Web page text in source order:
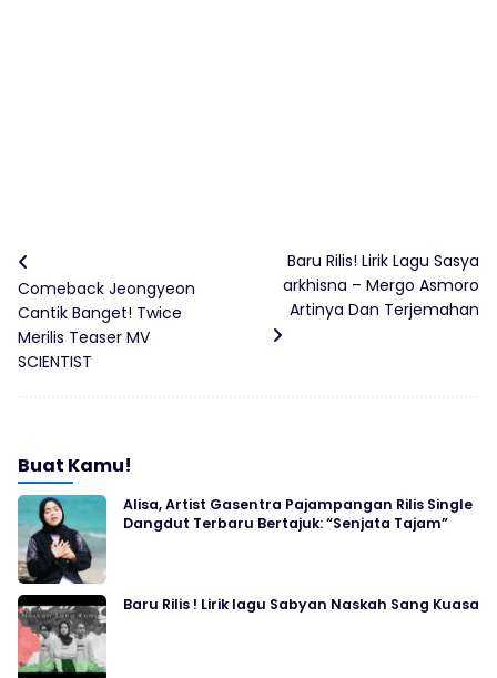
Comeback Jeongyeon
Cantik Banget! Twice
Merilis Teaser MV
SCIENTIST
Baru Rilis! Lirik Lagu Sasya
arkhisna – Mergo Asmoro
Artinya Dan Terjemahan
Buat Kamu!
Alisa, Artist Gasentra Pajampangan Rilis Single
Dangdut Terbaru Bertajuk: “Senjata Tajam”
Baru Rilis ! Lirik lagu Sabyan Naskah Sang Kuasa